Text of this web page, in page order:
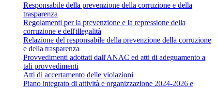
Responsabile della prevenzione della corruzione e della
trasparenza
Regolamenti per la prevenzione e la repressione della
corruzione e dell'illegalità
Relazione del responsabile della prevenzione della corruzione
e della trasparenza
Provvedimenti adottati dall'ANAC ed atti di adeguamento a
tali provvedimenti
Atti di accertamento delle violazioni
Piano integrato di attività e organizzazione 2024-2026 e